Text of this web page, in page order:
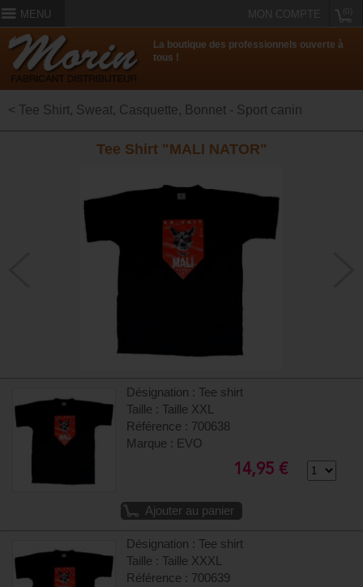
MENU MON COMPTE
La boutique des professionnels ouverte à
tous !
< Tee Shirt, Sweat, Casquette, Bonnet - Sport canin
Tee Shirt "MALI NATOR"
Désignation : Tee shirt
Taille : Taille XXL
Référence : 700638
Marque : EVO
14,95 €
Ajouter au panier
Désignation : Tee shirt
Taille : Taille XXXL
Référence : 700639